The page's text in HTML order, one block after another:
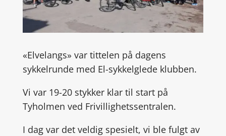
«Elvelangs» var tittelen på dagens
sykkelrunde med El-sykkelglede klubben.
Vi var 19-20 stykker klar til start på
Tyholmen ved Frivillighetssentralen.
I dag var det veldig spesielt, vi ble fulgt av